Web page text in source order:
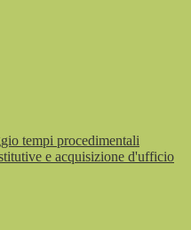
tempi procedimentali
e acquisizione d'ufficio